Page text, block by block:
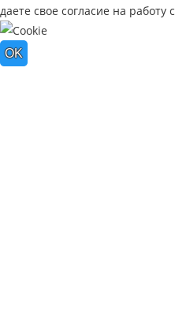
даете свое согласие на работу с
OK